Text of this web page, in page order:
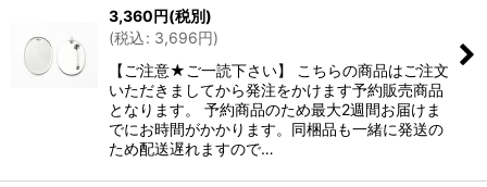
3,360円(税別)
(税込: 3,696円)
【ご注意★ご一読下さい】 こちらの商品はご注文
いただきましてから発注をかけます予約販売商品
となります。 予約商品のため最大2週間お届けま
でにお時間がかかります。同梱品も一緒に発送の
ため配送遅れますので…